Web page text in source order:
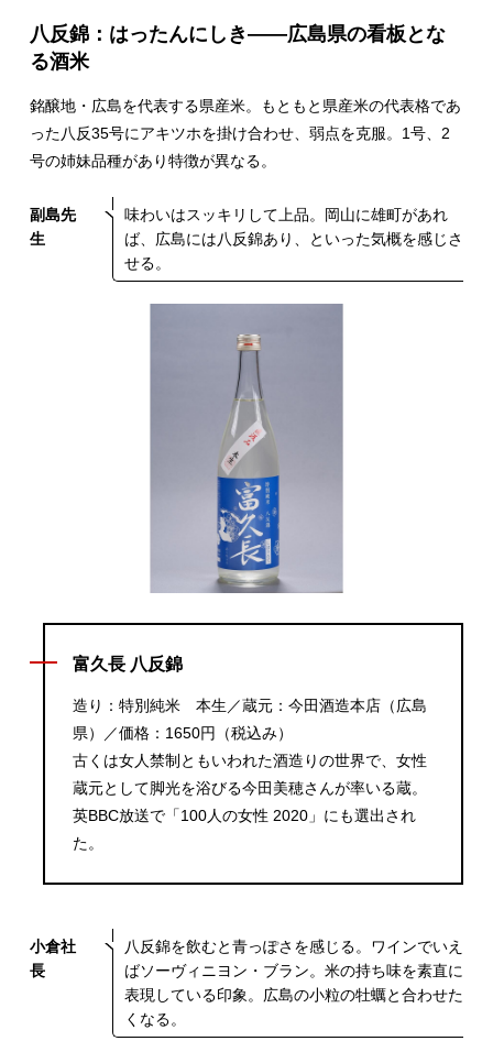
八反錦：はったんにしき――広島県の看板とな
る酒米
銘醸地・広島を代表する県産米。もともと県産米の代表格であ
った八反35号にアキツホを掛け合わせ、弱点を克服。1号、2
号の姉妹品種があり特徴が異なる。
副島先
生
味わいはスッキリして上品。岡山に雄町があれ
ば、広島には八反錦あり、といった気概を感じさ
せる。
富久長 八反錦
造り：特別純米 本生／蔵元：今田酒造本店（広島
県）／価格：1650円（税込み）
古くは女人禁制ともいわれた酒造りの世界で、女性
蔵元として脚光を浴びる今田美穂さんが率いる蔵。
英BBC放送で「100人の女性 2020」にも選出され
た。
小倉社
長
八反錦を飲むと青っぽさを感じる。ワインでいえ
ばソーヴィニヨン・ブラン。米の持ち味を素直に
表現している印象。広島の小粒の牡蠣と合わせた
くなる。